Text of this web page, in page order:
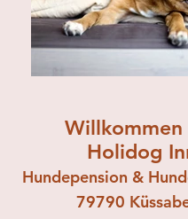
Willkommen
Holidog
Hundepension &
79790